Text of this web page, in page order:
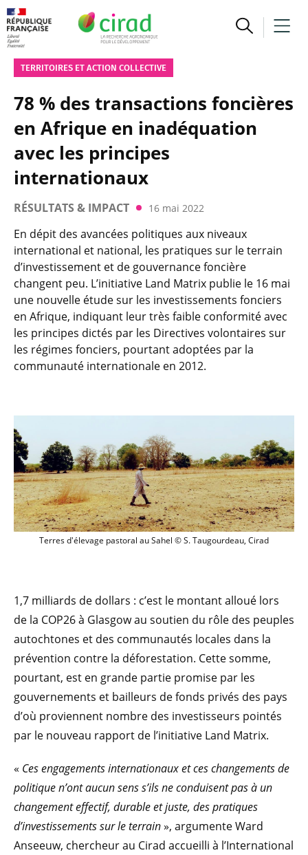
TERRITOIRES ET ACTION COLLECTIVE
78 % des transactions foncières
en Afrique en inadéquation
avec les principes
internationaux
RÉSULTATS & IMPACT 16 mai 2022
En dépit des avancées politiques aux niveaux
international et national, les pratiques sur le terrain
d’investissement et de gouvernance foncière
changent peu. L’initiative Land Matrix publie le 16 mai
une nouvelle étude sur les investissements fonciers
en Afrique, indiquant leur très faible conformité avec
les principes dictés par les Directives volontaires sur
les régimes fonciers, pourtant adoptées par la
communauté internationale en 2012.
Terres d'élevage pastoral au Sahel © S.
Terres d'élevage pastoral au Sahel © S. Taugourdeau, Cirad
1,7 milliards de dollars : c’est le montant alloué lors
de la COP26 à Glasgow au soutien du rôle des peuples
autochtones et des communautés locales dans la
prévention contre la déforestation. Cette somme,
pourtant, est en grande partie promise par les
gouvernements et bailleurs de fonds privés des pays
d’où proviennent nombre des investisseurs pointés
par le nouveau rapport de l’initiative Land Matrix.
« Ces engagements internationaux et ces changements de
politique n’ont aucun sens s’ils ne conduisent pas à un
changement effectif, durable et juste, des pratiques
d’investissements sur le terrain», argumente Ward
Anseeuw, chercheur au Cirad accueilli à l’International